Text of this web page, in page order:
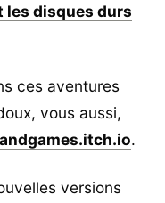
les disques durs
ces aventures
vous aussi,
.
versions